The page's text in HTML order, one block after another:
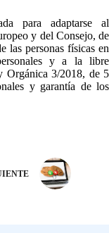
para adaptarse al
y del Consejo, de
las personas físicas en
y a la libre
Orgánica 3/2018, de 5
y garantía de los